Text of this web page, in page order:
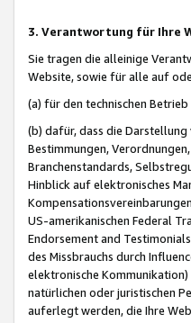
3. Verantwortung für Ihre
Sie tragen die alleinige
Website, sowie für alle auf
(a) für den technischen
(b) dafür, dass die
Bestimmungen,
Branchenstandards,
Hinblick auf elektronisches
US-amerikanischen Federal
Endorsement and
des Missbrauchs durch
elektronische
natürlichen oder juristischen
auferlegt werden, die Ihre